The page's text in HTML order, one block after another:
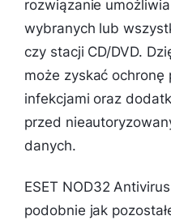
rozwiązanie
wybranych lub
czy stacji CD/DVD.
może zyskać
infekcjami oraz
przed
danych.
ESET NOD32
podobnie jak